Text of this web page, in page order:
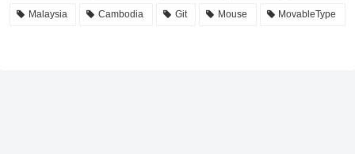
Malaysia Cambodia Git Mouse MovableType